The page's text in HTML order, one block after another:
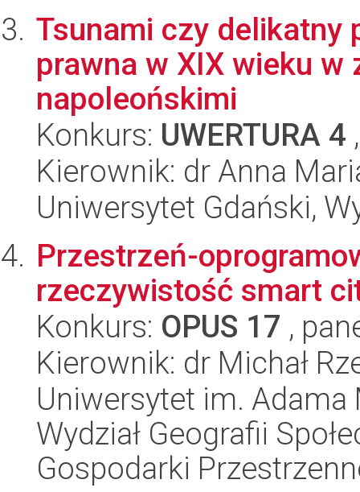
Tsunami czy delikatny
prawna w XIX wieku
napoleońskimi
Konkurs: UWERTURA 4
Kierownik: dr Anna
Uniwersytet Gdański,
Przestrzeń-
rzeczywistość smart
Konkurs: OPUS 17 ,
Kierownik: dr Michał
Uniwersytet im.
Wydział Geografii
Gospodarki